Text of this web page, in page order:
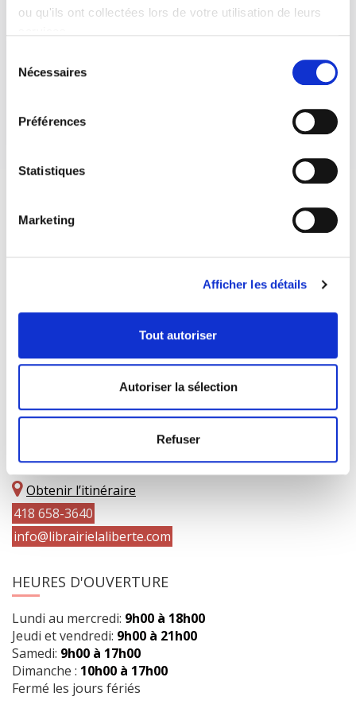
ou qu'ils ont collectées lors de votre utilisation de leurs
Nécessaires
Préférences
Statistiques
Marketing
Afficher les détails
Tout autoriser
Autoriser la sélection
Refuser
1073 route de l'Église, Québec, QC G1V 3W2
Obtenir l’itinéraire
418 658-3640
info@librairielaliberte.com
HEURES D'OUVERTURE
Lundi au mercredi: 9h00 à 18h00
Jeudi et vendredi: 9h00 à 21h00
Samedi: 9h00 à 17h00
Dimanche : 10h00 à 17h00
Fermé les jours fériés